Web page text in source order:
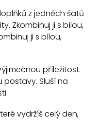
z jedněch šatů
Zkombinuj ji s bílou,
ji s bílou,
příležitost.
postavy. Sluší na
vydržíš celý den,